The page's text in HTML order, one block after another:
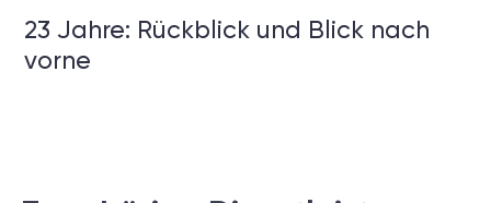
23 Jahre: Rückblick und Blick nach
vorne